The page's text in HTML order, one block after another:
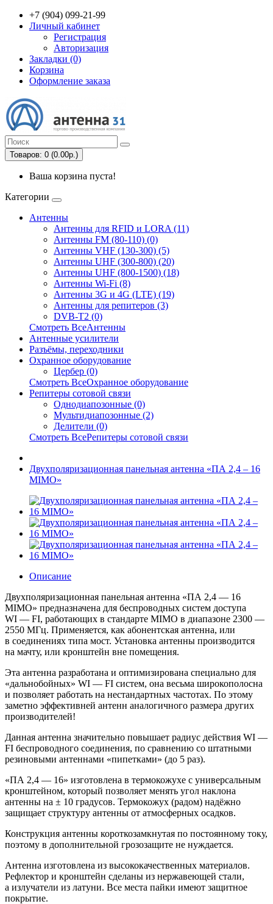
+7 (904) 099-21-99
Личный кабинет
Регистрация
Авторизация
Закладки (0)
Корзина
Оформление заказа
Товаров: 0 (0.00р.)
Ваша корзина пуста!
Категории
Антенны
Антенны для RFID и LORA (11)
Антенны FM (80-110) (0)
Антенны VHF (130-300) (5)
Антенны UHF (300-800) (20)
Антенны UHF (800-1500) (18)
Антенны Wi-Fi (8)
Антенны 3G и 4G (LTE) (19)
Антенны для репитеров (3)
DVB-T2 (0)
Смотреть ВсеАнтенны
Антенные усилители
Разъёмы, переходники
Охранное оборудование
Цербер (0)
Смотреть ВсеОхранное оборудование
Репитеры сотовой связи
Однодиапозонные (0)
Мультидиапозонные (2)
Делители (0)
Смотреть ВсеРепитеры сотовой связи
Двухполяризационная панельная антенна «ПА 2,4 – 16
MIMO»
Описание
Двухполяризационная панельная антенна «ПА 2,4 — 16
MIMO» предназначена для беспроводных систем доступа
WI — FI, работающих в стандарте MIMO в диапазоне 2300 —
2550 МГц. Применяется, как абонентская антенна, или
в соединениях типа мост. Установка антенны производится
на мачту, или кронштейн вне помещения.
Эта антенна разработана и оптимизирована специально для
«дальнобойных» WI — FI систем, она весьма широкополосна
и позволяет работать на нестандартных частотах. По этому
заметно эффективней антенн аналогичного размера других
производителей!
Данная антенна значительно повышает радиус действия WI —
FI беспроводного соединения, по сравнению со штатными
резиновыми антеннами «пипетками» (до 5 раз).
«ПА 2,4 — 16» изготовлена в термокожухе с универсальным
кронштейном, который позволяет менять угол наклона
антенны на ± 10 градусов. Термокожух (радом) надёжно
защищает структуру антенны от атмосферных осадков.
Конструкция антенны короткозамкнутая по постоянному току,
поэтому в дополнительной грозозащите не нуждается.
Антенна изготовлена из высококачественных материалов.
Рефлектор и кронштейн сделаны из нержавеющей стали,
а излучатели из латуни. Все места пайки имеют защитное
покрытие.